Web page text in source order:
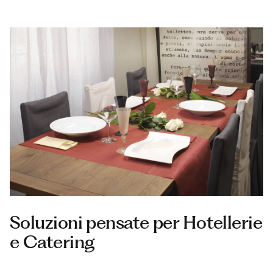
Contatti
Documenti
Italiano
Soluzioni pensate per Hotellerie
e Catering